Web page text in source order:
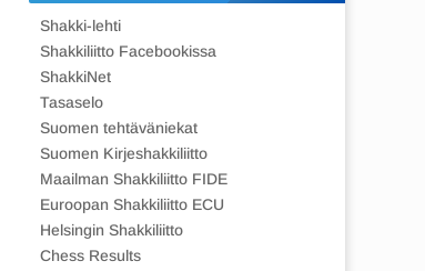
Shakki-lehti
Shakkiliitto Facebookissa
ShakkiNet
Tasaselo
Suomen tehtäväniekat
Suomen Kirjeshakkiliitto
Maailman Shakkiliitto FIDE
Euroopan Shakkiliitto ECU
Helsingin Shakkiliitto
Chess Results